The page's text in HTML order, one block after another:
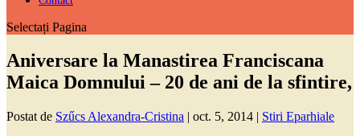
Selectați Pagina
Aniversare la Manastirea Franciscana
Maica Domnului – 20 de ani de la sfintire,
Postat de Szűcs Alexandra-Cristina | oct. 5, 2014 | Stiri Eparhiale